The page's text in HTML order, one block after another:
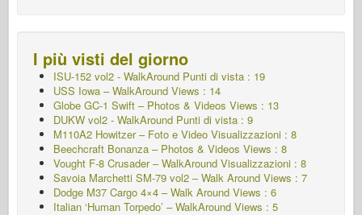
I più visti del giorno
ISU-152 vol2 - WalkAround Punti di vista : 19
USS Iowa – WalkAround Views : 14
Globe GC-1 Swift – Photos & Videos Views : 13
DUKW vol2 - WalkAround Punti di vista : 9
M110A2 Howitzer – Foto e Video Visualizzazioni : 8
Beechcraft Bonanza – Photos & Videos Views : 8
Vought F-8 Crusader – WalkAround Visualizzazioni : 8
Savoia Marchetti SM-79 vol2 – Walk Around Views : 7
Dodge M37 Cargo 4×4 – Walk Around Views : 6
Italian ‘Human Torpedo’ – WalkAround Views : 5